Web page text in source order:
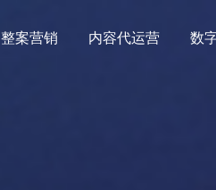
整案营销 内容代运营 数